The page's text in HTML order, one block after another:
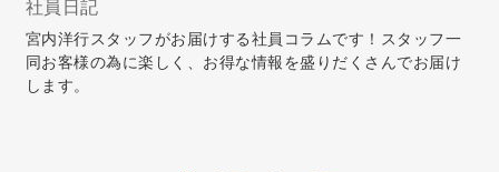
社員日記
宮内洋行スタッフがお届けする社員コラムです！スタッフ一
同お客様の為に楽しく、お得な情報を盛りだくさんでお届け
します。